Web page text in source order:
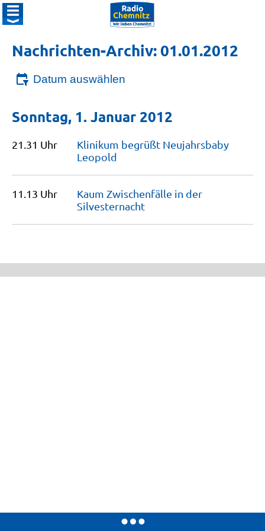
Nachrichten-Archiv: 01.01.2012
Datum auswählen
Sonntag, 1. Januar 2012
21.31 Uhr
Klinikum begrüßt Neujahrsbaby
Leopold
11.13 Uhr
Kaum Zwischenfälle in der
Silvesternacht